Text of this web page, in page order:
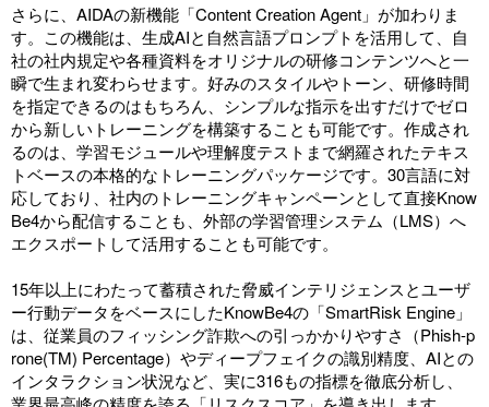
さらに、AIDAの新機能「Content Creation Agent」が加わりま
す。この機能は、生成AIと自然言語プロンプトを活用して、自
社の社内規定や各種資料をオリジナルの研修コンテンツへと一
瞬で生まれ変わらせます。好みのスタイルやトーン、研修時間
を指定できるのはもちろん、シンプルな指示を出すだけでゼロ
から新しいトレーニングを構築することも可能です。作成され
るのは、学習モジュールや理解度テストまで網羅されたテキス
トベースの本格的なトレーニングパッケージです。30言語に対
応しており、社内のトレーニングキャンペーンとして直接Know
Be4から配信することも、外部の学習管理システム（LMS）へ
エクスポートして活用することも可能です。
15年以上にわたって蓄積された脅威インテリジェンスとユーザ
ー行動データをベースにしたKnowBe4の「SmartRisk Engine」
は、従業員のフィッシング詐欺への引っかかりやすさ（Phish-p
rone(TM) Percentage）やディープフェイクの識別精度、AIとの
インタラクション状況など、実に316もの指標を徹底分析し、